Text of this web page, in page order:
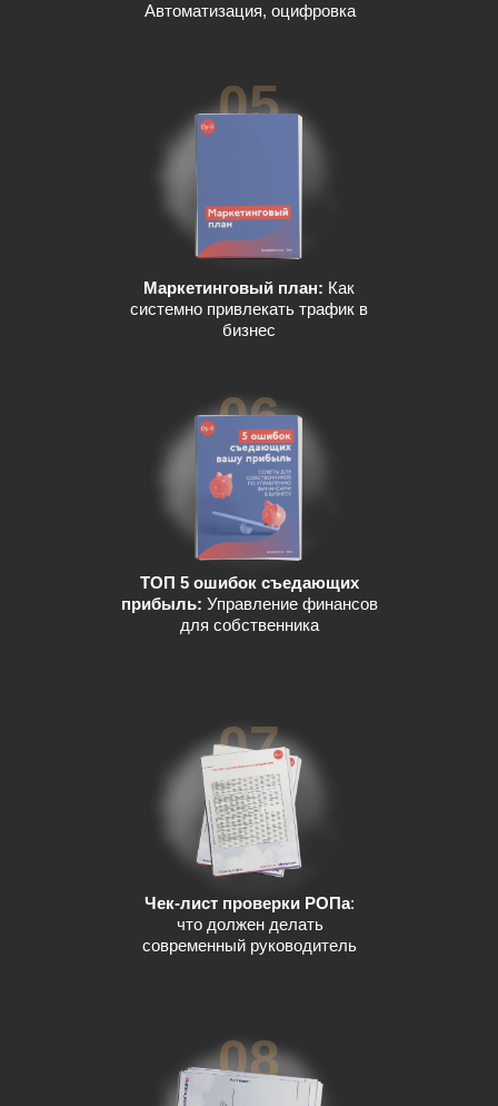
08
05
Маркетинговый план: Как
системно привлекать трафик в
бизнес
Автоматизация, оцифровка
06
ТОП 5 ошибок съедающих
прибыль: Управление финансов
для собственника
07
Чек-лист проверки РОПа:
что должен делать
современный руководитель